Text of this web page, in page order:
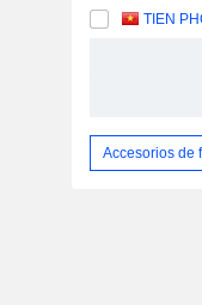
TIEN
Accesorios de